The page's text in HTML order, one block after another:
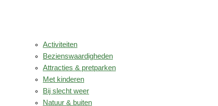
Activiteiten
Bezienswaardigheden
Attracties & pretparken
Met kinderen
Bij slecht weer
Natuur & buiten